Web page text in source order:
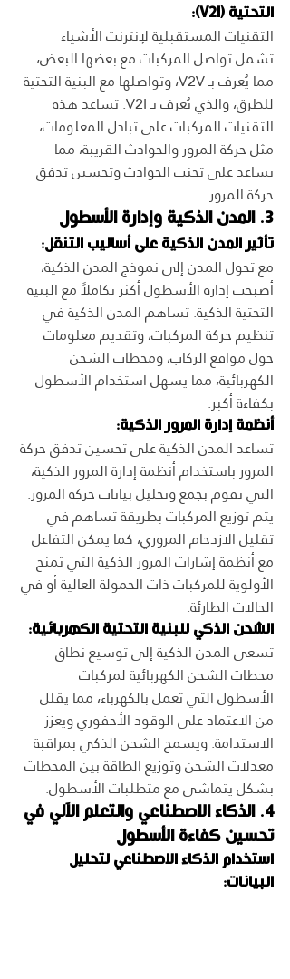
التحتية (V2I):
التقنيات المستقبلية لإنترنت الأشياء
تشمل تواصل المركبات مع بعضها البعض،
مما يُعرف بـ V2V، وتواصلها مع البنية التحتية
للطرق، والذي يُعرف بـ V2I. تساعد هذه
التقنيات المركبات على تبادل المعلومات،
مثل حركة المرور والحوادث القريبة، مما
يساعد على تجنب الحوادث وتحسين تدفق
حركة المرور.
3. المدن الذكية وإدارة الأسطول
تأثير المدن الذكية على أساليب التنقل:
مع تحول المدن إلى نموذج المدن الذكية،
أصبحت إدارة الأسطول أكثر تكاملاً مع البنية
التحتية الذكية. تساهم المدن الذكية في
تنظيم حركة المركبات، وتقديم معلومات
حول مواقع الركاب، ومحطات الشحن
الكهربائية، مما يسهل استخدام الأسطول
بكفاءة أكبر.
أنظمة إدارة المرور الذكية:
تساعد المدن الذكية على تحسين تدفق حركة
المرور باستخدام أنظمة إدارة المرور الذكية،
التي تقوم بجمع وتحليل بيانات حركة المرور.
يتم توزيع المركبات بطريقة تساهم في
تقليل الازدحام المروري، كما يمكن التفاعل
مع أنظمة إشارات المرور الذكية التي تمنح
الأولوية للمركبات ذات الحمولة العالية أو في
الحالات الطارئة.
الشحن الذكي للبنية التحتية الكهربائية:
تسعى المدن الذكية إلى توسيع نطاق
محطات الشحن الكهربائية لمركبات
الأسطول التي تعمل بالكهرباء، مما يقلل
من الاعتماد على الوقود الأحفوري ويعزز
الاستدامة. ويسمح الشحن الذكي بمراقبة
معدلات الشحن وتوزيع الطاقة بين المحطات
بشكل يتماشى مع متطلبات الأسطول.
4. الذكاء الاصطناعي والتعلم الآلي في
تحسين كفاءة الأسطول
استخدام الذكاء الاصطناعي لتحليل
البيانات: